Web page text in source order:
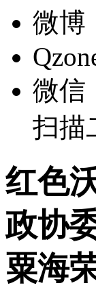
微博
微信
扫描
红色
政协
粟海